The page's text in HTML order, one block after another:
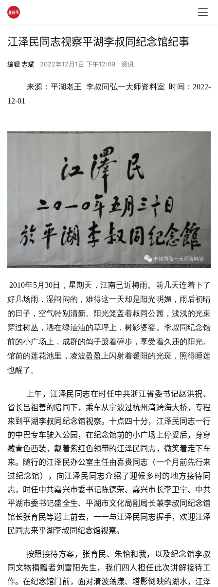
江泽民同志视察平湖李叔同纪念馆纪事
编辑 志斌 2022年12月1日 下午12:09 资讯
来源：平湖老王  李叔同弘一大师资料室  时间：2022-
12-01
2010年5月30日，星期天，江南已近梅雨。前几天连着下了
好几场雨，湿闷闷的，难得这一天却是阳光明媚，雨后初晴
的日子，空气特别清新。阳光笼盖着叔同公园，浅浅的光束
穿过树丛，洒在绿油油的草坪上，树影婆娑。李叔同纪念馆
前的小广场上，成群的鸽子踱着碎步，享受着久违的阳光。
馆前的莲花池里，凌波盈盈上闪射着暖阳的光斑，照得睡莲
也醒了。
上午，江泽民同志在时任中共浙江省委书记赵洪祝、
省长吕祖善的陪同下，乘车从宁波过杭州湾跨海大桥，专程
来到平湖李叔同纪念馆视察。十点四十分，江泽民同志一行
的中巴专车驶入公园，在纪念馆前的小广场上停妥后，身穿
藏青色西装，戴着紫红色领带的江泽民同志，微笑着走下车
来。随行的江泽民办公室主任由喜贵同志（一个月前先行来
过纪念馆），向江泽民同志介绍了迎候多时的地方接待同
志，时任中共嘉兴市委书记陈德荣、嘉兴市长李卫宁、中共
平湖市委书记盛全生、平湖市文化局副局长兼李叔同纪念馆
馆长张育民等迎上前去，一一与江泽民同志握手，欢迎江泽
民同志来平湖李叔同纪念馆视察。
按照接待方案，张育民、朱怡和我，以及纪念馆李叔
同文物捐赠者刘雪阳先生，我们四人担任此次讲解接待工
作。在纪念馆门前，面对清波荡漾、塔影倒映的湖水，江泽